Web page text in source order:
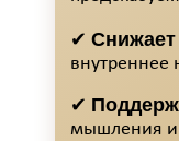
✔ Снижает
внутреннее
✔
мышления и